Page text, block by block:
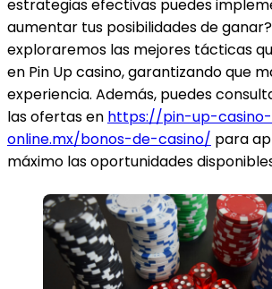
estrategias efectivas puedes
aumentar tus posibilidades de
exploraremos las mejores tácticas
en Pin Up casino, garantizando que
experiencia. Además, puedes
las ofertas en https://pin-up-casino-
online.mx/bonos-de-casino/ para
máximo las oportunidades